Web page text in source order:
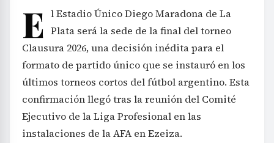
E l Estadio Único Diego Maradona de La
Plata será la sede de la final del torneo
Clausura 2026, una decisión inédita para el
formato de partido único que se instauró en los
últimos torneos cortos del fútbol argentino. Esta
confirmación llegó tras la reunión del Comité
Ejecutivo de la Liga Profesional en las
instalaciones de la AFA en Ezeiza.